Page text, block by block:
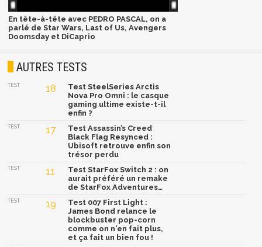
En tête-à-tête avec PEDRO PASCAL, on a
parlé de Star Wars, Last of Us, Avengers
Doomsday et DiCaprio
AUTRES TESTS
TEST 18
Test SteelSeries Arctis
Nova Pro Omni : le casque
gaming ultime existe-t-il
enfin ?
TEST 17
Test Assassin’s Creed
Black Flag Resynced :
Ubisoft retrouve enfin son
trésor perdu
TEST 11
Test StarFox Switch 2 : on
aurait préféré un remake
de StarFox Adventures…
TEST 19
Test 007 First Light :
James Bond relance le
blockbuster pop-corn
comme on n'en fait plus,
et ça fait un bien fou !